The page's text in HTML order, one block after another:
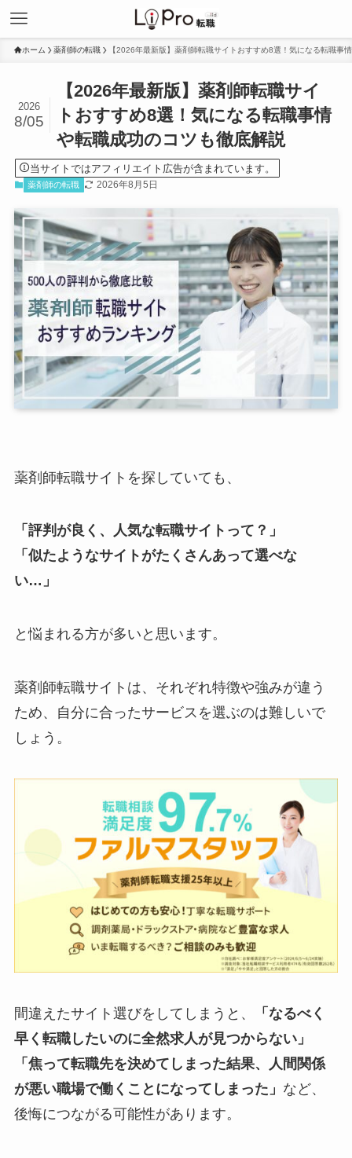
ホーム 薬剤師の転職 【2026年最新版】薬剤師転職サイトおすすめ8選！気になる転職事
【2026年最新版】薬剤師転職サイ
トおすすめ8選！気になる転職事情
や転職成功のコツも徹底解説
2026
8/05
当サイトではアフィリエイト広告が含まれています。
薬剤師の転職 2026年8月5日
薬剤師転職サイトを探していても、
「評判が良く、人気な転職サイトって？」
「似たようなサイトがたくさんあって選べな
い…」
と悩まれる方が多いと思います。
薬剤師転職サイトは、それぞれ特徴や強みが違う
ため、自分に合ったサービスを選ぶのは難しいで
しょう。
間違えたサイト選びをしてしまうと、
「なるべく
早く転職したいのに全然求人が見つからない」
「焦って転職先を決めてしまった結果、人間関係
が悪い職場で働くことになってしまった」 など、
後悔につながる可能性があります。